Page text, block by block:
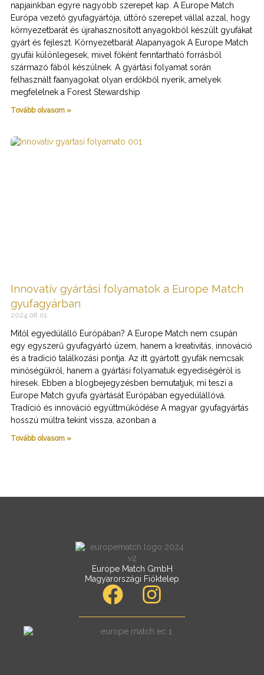
napjainkban egyre nagyobb szerepet kap. A Europe Match
Európa vezető gyufagyártója, úttörő szerepet vállal azzal, hogy
környezetbarát és újrahasznosított anyagokból készült gyufákat
gyárt és fejleszt. Környezetbarát Alapanyagok A Europe Match
gyufái különlegesek, mivel főként fenntartható forrásból
származó fából készülnek. A gyártási folyamat során
felhasznált faanyagokat olyan erdőkből nyerik, amelyek
megfelelnek a Forest Stewardship
Tovább olvasom »
Innovatív gyártási folyamatok a Europe Match
gyufagyárban
2024.08.01.
Mitől egyedülálló Európában? A Europe Match nem csupán
egy egyszerű gyufagyártó üzem, hanem a kreativitás, innováció
és a tradíció találkozási pontja. Az itt gyártott gyufák nemcsak
minőségükről, hanem a gyártási folyamatuk egyediségéről is
híresek. Ebben a blogbejegyzésben bemutatjuk, mi teszi a
Europe Match gyufa gyártását Európában egyedülállóvá.
Tradíció és innováció együttműködése A magyar gyufagyártás
hosszú múltra tekint vissza, azonban a
Tovább olvasom »
Europe Match GmbH
Magyarországi Fióktelep
F
a
c
I
n
s